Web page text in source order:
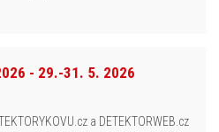
- 29.-31. 5. 2026
a DETEKTORWEB.cz